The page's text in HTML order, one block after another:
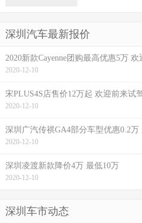
深圳汽车最新报价
2020新款Cayenne团购最高优惠5万
2020-12-10
宋PLUS4S店售价12万起 欢迎前来试
2020-12-10
深圳广汽传祺GA4部分车型优惠0.2万
2020-12-10
深圳凌渡新款降价4万 最低10万
2020-12-10
深圳车市动态